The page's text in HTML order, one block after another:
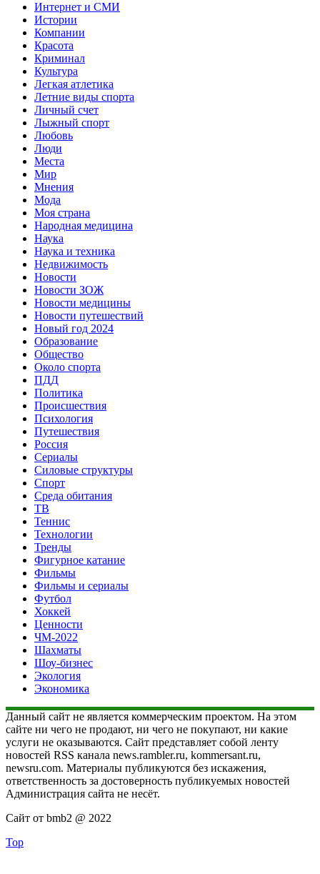
Интернет и СМИ
Истории
Компании
Красота
Криминал
Культура
Легкая атлетика
Летние виды спорта
Личный счет
Лыжный спорт
Любовь
Люди
Места
Мир
Мнения
Мода
Моя страна
Народная медицина
Наука
Наука и техника
Недвижимость
Новости
Новости ЗОЖ
Новости медицины
Новости путешествий
Новый год 2024
Образование
Общество
Около спорта
ПДД
Политика
Происшествия
Психология
Путешествия
Россия
Сериалы
Силовые структуры
Спорт
Среда обитания
ТВ
Теннис
Технологии
Тренды
Фигурное катание
Фильмы
Фильмы и сериалы
Футбол
Хоккей
Ценности
ЧМ-2022
Шахматы
Шоу-бизнес
Экология
Экономика
Данный сайт не является коммерческим проектом. На этом
сайте ни чего не продают, ни чего не покупают, ни какие
услуги не оказываются. Сайт представляет собой ленту
новостей RSS канала news.rambler.ru, kommersant.ru,
newsru.com. Материалы публикуются без искажения,
ответственность за достоверность публикуемых новостей
Администрация сайта не несёт.
Сайт от bmb2 @ 2022
Top